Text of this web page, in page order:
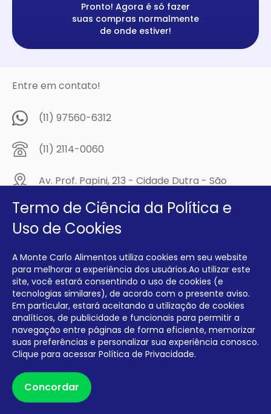
Pronto! Agora é só fazer
suas compras normalmente
de onde estiver!
Entre em contato!
(11) 97560-6312
(11) 2114-0060
Av. Prof. Papini, 213 - Cidade Dutra - São
Compre na
MCA Virtual!
Siga a Monte Carlo Alimentos nas redes sociais!
INTERFRIOS COMÉRCIO DE FRIOS E LATICÍNIOS EIRELI CNPJ:
00.140.150/0001-09 INSCRIÇÃO ESTADUAL: 112.576.117.113
Termo de Ciência da Política e
Uso de Cookies
A Monte Carlo Alimentos utiliza cookies em seu website
para melhorar a experiência dos usuários.Ao utilizar este
site, você estará consentindo o uso de cookies (e
tecnologias similares), de acordo com o presente aviso.
Em particular, estará aceitando a utilização de cookies
analíticos, de publicidade e funcionais para permitir a
navegação entre páginas de forma eficiente, memorizar
suas preferências e personalizar sua experiência conosco.
Clique para acessar Política de Privacidade.
Concordar